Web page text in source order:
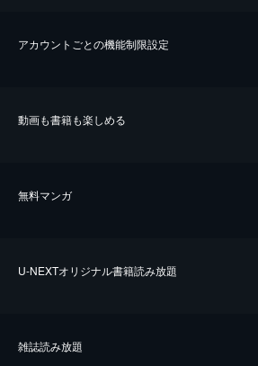
アカウントごとの機能制限設定
動画も書籍も楽しめる
無料マンガ
U-NEXTオリジナル書籍読み放題
雑誌読み放題